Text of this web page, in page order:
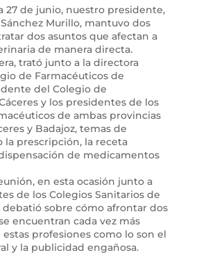
27 de junio, nuestro presidente,
Murillo, mantuvo dos
dos asuntos que afectan a
de manera directa.
trató junto a la directora
de Farmacéuticos de
del Colegio de
y los presidentes de los
de ambas provincias
y Badajoz, temas de
la prescripción, la receta
de medicamentos
en esta ocasión junto a
de los Colegios Sanitarios de
debatió sobre cómo afrontar dos
encuentran cada vez más
profesiones como lo son el
y la publicidad engañosa.